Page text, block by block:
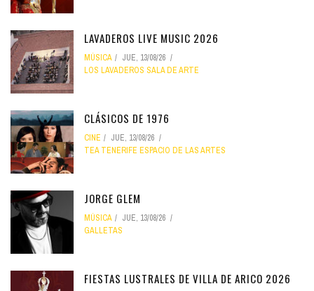
LAVADEROS LIVE MUSIC 2026
MÚSICA
JUE, 13/08/26
LOS LAVADEROS SALA DE ARTE
CLÁSICOS DE 1976
CINE
JUE, 13/08/26
TEA TENERIFE ESPACIO DE LAS ARTES
JORGE GLEM
MÚSICA
JUE, 13/08/26
GALLETAS
FIESTAS LUSTRALES DE VILLA DE ARICO 2026